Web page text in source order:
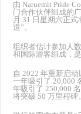
由 Naruemit Pride
门合作伙伴组成的
月 31 日星期六正
道”。
组织者估计参加人
和国际游客组成，
自 2022 年重新启
一年吸引了 20,000
年吸引了 250,000
将突破 50 万里程碑